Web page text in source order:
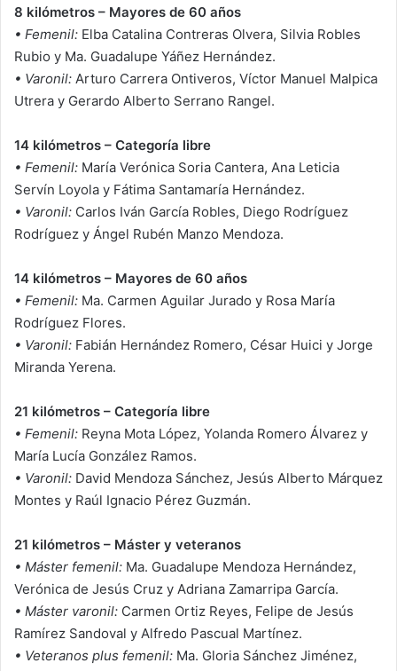
8 kilómetros – Mayores de 60 años
• Femenil: Elba Catalina Contreras Olvera, Silvia Robles
Rubio y Ma. Guadalupe Yáñez Hernández.
• Varonil: Arturo Carrera Ontiveros, Víctor Manuel Malpica
Utrera y Gerardo Alberto Serrano Rangel.
14 kilómetros – Categoría libre
• Femenil: María Verónica Soria Cantera, Ana Leticia
Servín Loyola y Fátima Santamaría Hernández.
• Varonil: Carlos Iván García Robles, Diego Rodríguez
Rodríguez y Ángel Rubén Manzo Mendoza.
14 kilómetros – Mayores de 60 años
• Femenil: Ma. Carmen Aguilar Jurado y Rosa María
Rodríguez Flores.
• Varonil: Fabián Hernández Romero, César Huici y Jorge
Miranda Yerena.
21 kilómetros – Categoría libre
• Femenil: Reyna Mota López, Yolanda Romero Álvarez y
María Lucía González Ramos.
• Varonil: David Mendoza Sánchez, Jesús Alberto Márquez
Montes y Raúl Ignacio Pérez Guzmán.
21 kilómetros – Máster y veteranos
• Máster femenil: Ma. Guadalupe Mendoza Hernández,
Verónica de Jesús Cruz y Adriana Zamarripa García.
• Máster varonil: Carmen Ortiz Reyes, Felipe de Jesús
Ramírez Sandoval y Alfredo Pascual Martínez.
• Veteranos plus femenil: Ma. Gloria Sánchez Jiménez,